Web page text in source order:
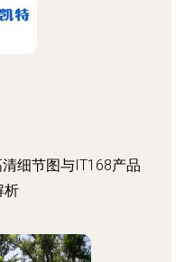
细节图与IT168产品
析